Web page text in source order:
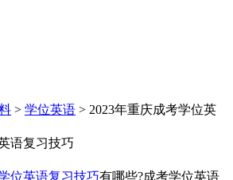
> 学位英语 > 2023年重庆成考学位英
语复习技巧
位英语复习技巧有哪些?成考学位英语